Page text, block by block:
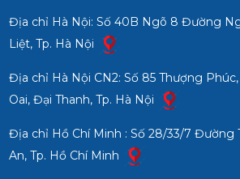
Địa chỉ Hà Nội: Số 40B Ngõ 8 Đường
Liệt, Tp. Hà Nội
Địa chỉ Hà Nội CN2: Số 85 Thượng
Oai, Đại Thanh, Tp. Hà Nội
Địa chỉ Hồ Chí Minh : Số 28/33/7 Đường
An, Tp. Hồ Chí Minh